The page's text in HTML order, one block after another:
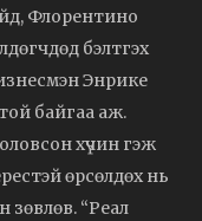
Флорентино
бэлтгэх
Энрике
байгаа аж.
хүчин гэж
өрсөлдөх нь
зөвлөв. “Реал